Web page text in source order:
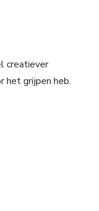
creatiever
het grijpen heb.